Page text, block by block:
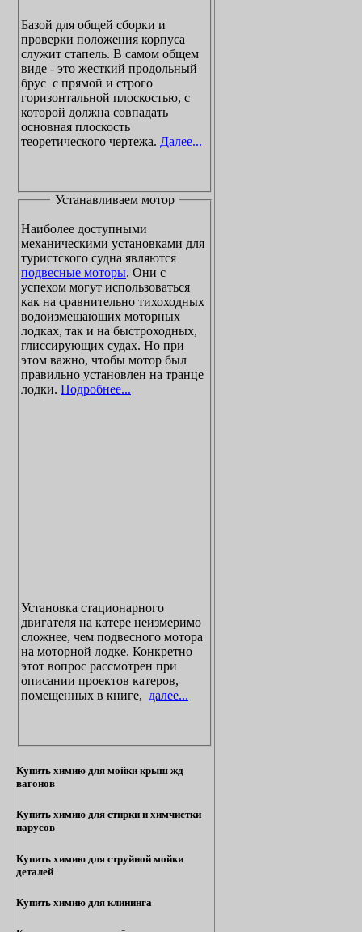
Базой для общей сборки и
проверки положения корпуса
служит стапель. В самом общем
виде - это жесткий продольный
брус с прямой и строго
горизонтальной плоскостью, с
которой должна совпадать
основная плоскость
теоретического чертежа. Далее...
Устанавливаем мотор
Наиболее доступными
механическими установками для
туристского судна являются
подвесные моторы. Они с
успехом могут использоваться
как на сравнительно тихоходных
водоизмещающих моторных
лодках, так и на быстроходных,
глиссирующих судах. Но при
этом важно, чтобы мотор был
правильно установлен на транце
лодки. Подробнее...
Установка стационарного
двигателя на катере неизмеримо
сложнее, чем подвесного мотора
на моторной лодке. Конкретно
этот вопрос рассмотрен при
описании проектов катеров,
помещенных в книге, далее...
Купить химию для мойки крыш жд
вагонов
Купить химию для стирки и химчистки
парусов
Купить химию для струйной мойки
деталей
Купить химию для клининга